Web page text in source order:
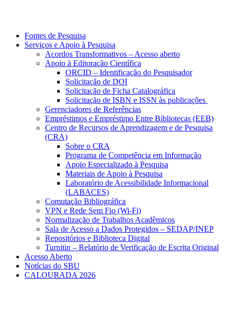
Fontes de Pesquisa
Serviços e Apoio à Pesquisa
Acordos Transformativos – Acesso aberto
Apoio à Editoração Científica
ORCID – Identificação do Pesquisador
Solicitação de DOI
Solicitação de Ficha Catalográfica
Solicitação de ISBN e ISSN às publicações
Gerenciadores de Referências
Empréstimos e Empréstimo Entre Bibliotecas (EEB)
Centro de Recursos de Aprendizagem e de Pesquisa
(CRA)
Sobre o CRA
Programa de Competência em Informação
Apoio Especializado à Pesquisa
Materiais de Apoio à Pesquisa
Laboratório de Acessibilidade Informacional
(LABACES)
Comutação Bibliográfica
VPN e Rede Sem Fio (Wi-Fi)
Normalização de Trabalhos Acadêmicos
Sala de Acesso a Dados Protegidos – SEDAP/INEP
Repositórios e Biblioteca Digital
Turnitin – Relatório de Verificação de Escrita Original
Acesso Aberto
Notícias do SBU
CALOURADA 2026